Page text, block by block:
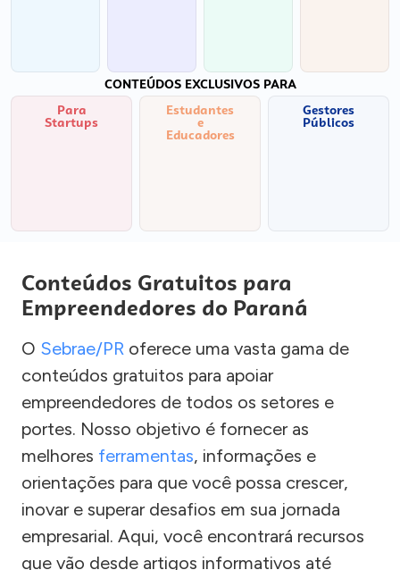
CONTEÚDOS EXCLUSIVOS PARA
Para
Startups
Estudantes
e
Educadores
Gestores
Públicos
Conteúdos Gratuitos para
Empreendedores do Paraná
O Sebrae/PR oferece uma vasta gama de
conteúdos gratuitos para apoiar
empreendedores de todos os setores e
portes. Nosso objetivo é fornecer as
melhores ferramentas, informações e
orientações para que você possa crescer,
inovar e superar desafios em sua jornada
empresarial. Aqui, você encontrará recursos
que vão desde artigos informativos até